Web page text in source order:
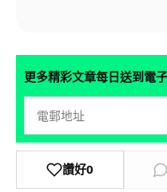
更多精彩文章每日送到電
讚好0